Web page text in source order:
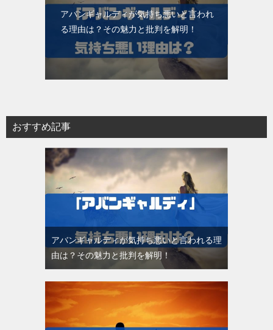
アバンギャルディが気持ち悪いと言われ
る理由は？その魅力と批判を解明！
おすすめ記事
アバンギャルディが気持ち悪いと言われる理
由は？その魅力と批判を解明！